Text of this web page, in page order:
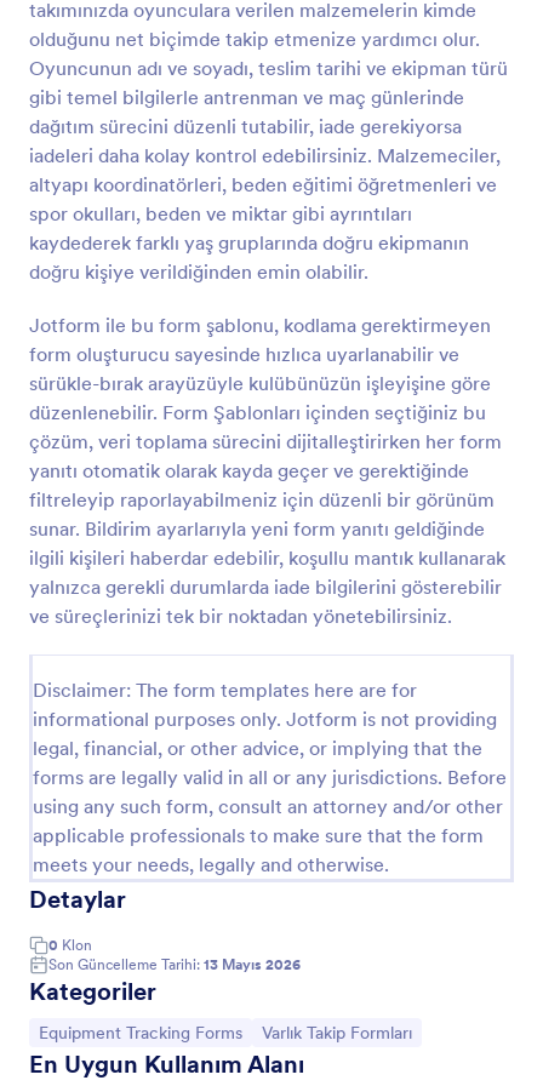
takımınızda oyunculara verilen malzemelerin kimde
olduğunu net biçimde takip etmenize yardımcı olur.
Oyuncunun adı ve soyadı, teslim tarihi ve ekipman türü
gibi temel bilgilerle antrenman ve maç günlerinde
dağıtım sürecini düzenli tutabilir, iade gerekiyorsa
iadeleri daha kolay kontrol edebilirsiniz. Malzemeciler,
altyapı koordinatörleri, beden eğitimi öğretmenleri ve
spor okulları, beden ve miktar gibi ayrıntıları
kaydederek farklı yaş gruplarında doğru ekipmanın
doğru kişiye verildiğinden emin olabilir.
Jotform ile bu form şablonu, kodlama gerektirmeyen
form oluşturucu sayesinde hızlıca uyarlanabilir ve
sürükle-bırak arayüzüyle kulübünüzün işleyişine göre
düzenlenebilir. Form Şablonları içinden seçtiğiniz bu
çözüm, veri toplama sürecini dijitalleştirirken her form
yanıtı otomatik olarak kayda geçer ve gerektiğinde
filtreleyip raporlayabilmeniz için düzenli bir görünüm
sunar. Bildirim ayarlarıyla yeni form yanıtı geldiğinde
ilgili kişileri haberdar edebilir, koşullu mantık kullanarak
yalnızca gerekli durumlarda iade bilgilerini gösterebilir
ve süreçlerinizi tek bir noktadan yönetebilirsiniz.
Disclaimer: The form templates here are for
informational purposes only. Jotform is not providing
legal, financial, or other advice, or implying that the
forms are legally valid in all or any jurisdictions. Before
using any such form, consult an attorney and/or other
applicable professionals to make sure that the form
meets your needs, legally and otherwise.
Detaylar
0 Klon
Son Güncelleme Tarihi: 13 Mayıs 2026
Kategoriler
Kategoriye git:
Equipment Tracking Forms Kategoriye git:
Varlık Takip Formları
En Uygun Kullanım Alanı
Önizleme
Geri Dönüşüm Eşyası İade Formu
Zimmet İade Formu, kurumsal eşya ve ekipman iade
yürütmesine yardımcı olur.
Go to Category:
İdari Formlar
Şablon Kullan
Önizleme